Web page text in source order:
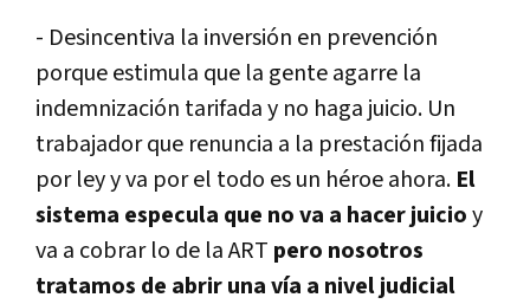
- Desincentiva la inversión en prevención
porque estimula que la gente agarre la
indemnización tarifada y no haga juicio. Un
trabajador que renuncia a la prestación fijada
por ley y va por el todo es un héroe ahora. El
sistema especula que no va a hacer juicioy
va a cobrar lo de la ART pero nosotros
tratamos de abrir una vía a nivel judicial